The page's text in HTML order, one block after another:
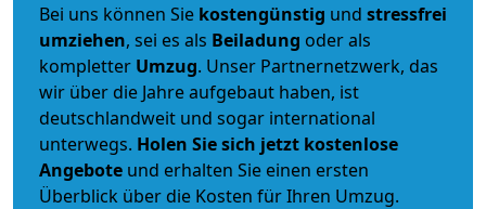
Bei uns können Sie kostengünstig und stressfrei
umziehen, sei es als Beiladung oder als
kompletter Umzug. Unser Partnernetzwerk, das
wir über die Jahre aufgebaut haben, ist
deutschlandweit und sogar international
unterwegs. Holen Sie sich jetzt kostenlose
Angebote und erhalten Sie einen ersten
Überblick über die Kosten für Ihren Umzug.